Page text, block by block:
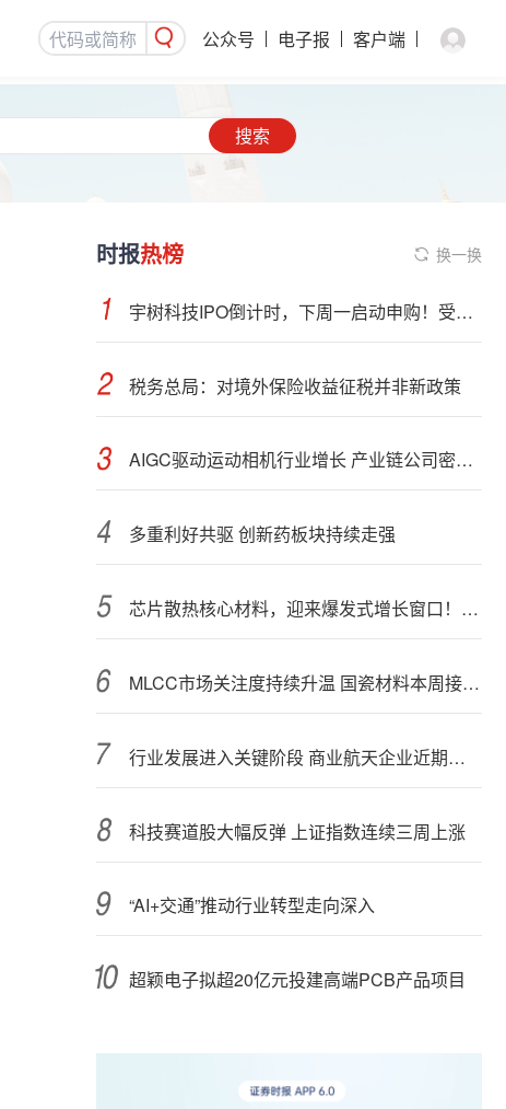
公众号 电子报 客户端
搜索
时报热榜 换一换
宇树科技IPO倒计时，下周一启动申购！受益股曝光
税务总局：对境外保险收益征税并非新政策
AIGC驱动运动相机行业增长 产业链公司密集布局光学与AI芯片
多重利好共驱 创新药板块持续走强
芯片散热核心材料，迎来爆发式增长窗口！3只概念股年内涨幅翻倍
MLCC市场关注度持续升温 国瓷材料本周接受152家机构调研
行业发展进入关键阶段 商业航天企业近期密集融资
科技赛道股大幅反弹 上证指数连续三周上涨
“AI+交通”推动行业转型走向深入
超颖电子拟超20亿元投建高端PCB产品项目